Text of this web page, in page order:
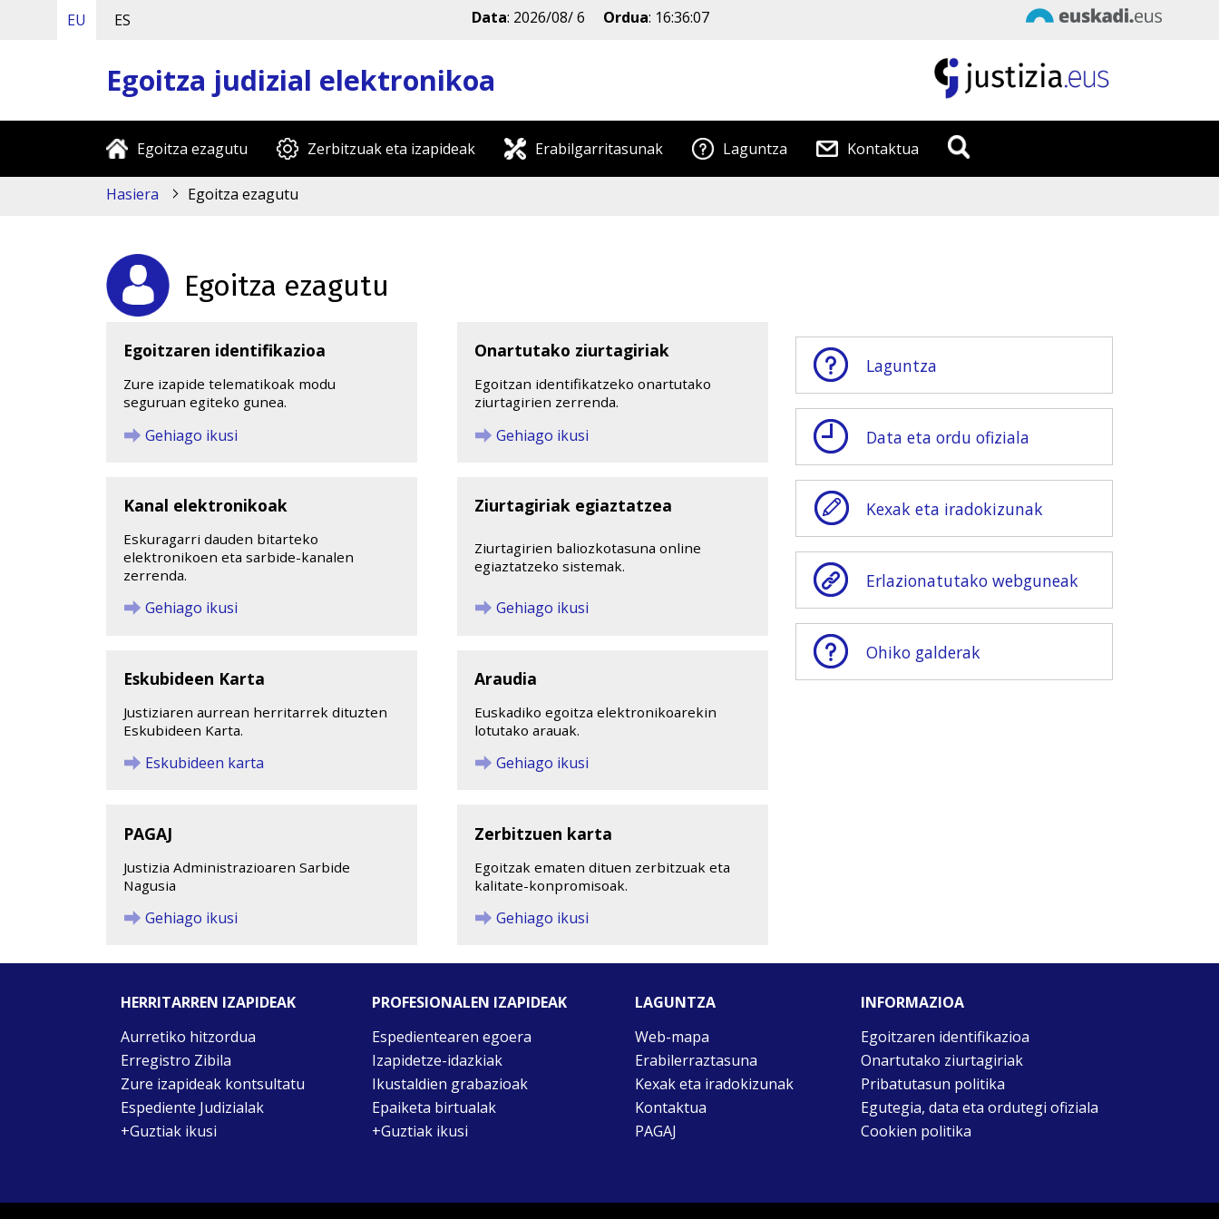
EU ES Data: 2026/08/ 6 Ordua: 16:36:07
Egoitza judizial elektronikoa
Egoitza ezagutu Zerbitzuak eta izapideak Erabilgarritasunak Laguntza Kontaktua
Hasiera
Egoitza ezagutu
Egoitza ezagutu
Egoitzaren identifikazioa
Zure izapide telematikoak modu
seguruan egiteko gunea.
Gehiago ikusi
Onartutako ziurtagiriak
Egoitzan identifikatzeko onartutako
ziurtagirien zerrenda.
Gehiago ikusi
Kanal elektronikoak
Eskuragarri dauden bitarteko
elektronikoen eta sarbide-kanalen
zerrenda.
Gehiago ikusi
Ziurtagiriak egiaztatzea
Ziurtagirien baliozkotasuna online
egiaztatzeko sistemak.
Gehiago ikusi
Eskubideen Karta
Justiziaren aurrean herritarrek dituzten
Eskubideen Karta.
Eskubideen karta
Araudia
Euskadiko egoitza elektronikoarekin
lotutako arauak.
Gehiago ikusi
PAGAJ
Justizia Administrazioaren Sarbide
Nagusia
Gehiago ikusi
Zerbitzuen karta
Egoitzak ematen dituen zerbitzuak eta
kalitate-konpromisoak.
Gehiago ikusi
Laguntza
Data eta ordu ofiziala
Kexak eta iradokizunak
Erlazionatutako webguneak
Ohiko galderak
HERRITARREN IZAPIDEAK
Aurretiko hitzordua
Erregistro Zibila
Zure izapideak kontsultatu
Espediente Judizialak
+Guztiak ikusi
PROFESIONALEN IZAPIDEAK
Espedientearen egoera
Izapidetze-idazkiak
Ikustaldien grabazioak
Epaiketa birtualak
+Guztiak ikusi
LAGUNTZA
Web-mapa
Erabilerraztasuna
Kexak eta iradokizunak
Kontaktua
PAGAJ
INFORMAZIOA
Egoitzaren identifikazioa
Onartutako ziurtagiriak
Pribatutasun politika
Egutegia, data eta ordutegi ofiziala
Cookien politika